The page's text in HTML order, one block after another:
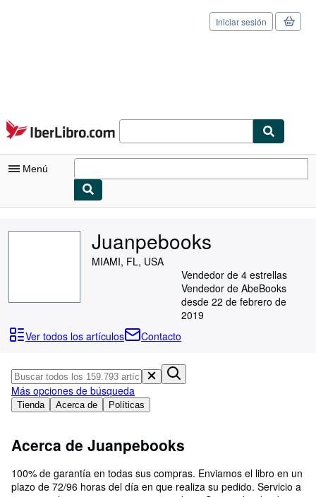
Pasar al contenido principal
IberLibro.com
Iniciar sesión
Menú
Consultar mis pedidos
Libros antiguos
Arte y coleccionismo
Vendedores
Comenzar a vender
Ayuda
Juanpebooks
MIAMI, FL, USA
Vendedor de 4 estrellas
Vendedor de AbeBooks
desde 22 de febrero de
2019
Ver todos los artículos
Contacto
Tienda Acerca de Políticas
Más opciones de búsqueda
Acerca de Juanpebooks
100% de garantía en todas sus compras. Enviamos el libro en un
plazo de 72/96 horas del día en que realiza su pedido. Servicio a